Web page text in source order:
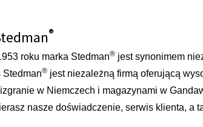
®
roku marka Stedman® jest synonimem
Stedman® jest niezależną firmą oferującą
w Niemczech i magazynami w
nasze doświadczenie, serwis klienta, a